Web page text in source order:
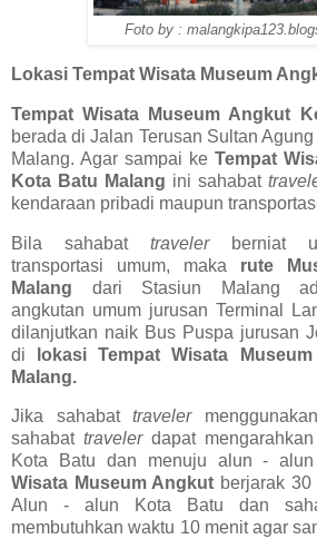
Foto by :
Lokasi Tempat Wisata Museum
Tempat Wisata Museum Angkut
berada di Jalan Terusan Sultan
Malang. Agar sampai ke Tempat
Kota Batu Malang ini sahabat
kendaraan pribadi maupun
Bila sahabat travelerberniat
transportasi umum, maka rute
Malang dari Stasiun Malang
angkutan umum jurusan Terminal
dilanjutkan naik Bus Puspa jurusan
di
lokasi Tempat Wisata
Malang.
Jika sahabattraveler
sahabat travelerdapat
Kota Batu dan menuju alun -
Wisata Museum Angkut berjarak
Alun - alun Kota Batu dan
membutuhkan waktu 10 menit agar